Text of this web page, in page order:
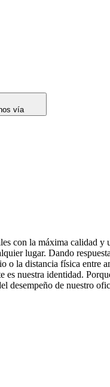
vía
con la máxima calidad y
lugar. Dando
o la distancia física entre
es nuestra identidad.
desempeño de nuestro